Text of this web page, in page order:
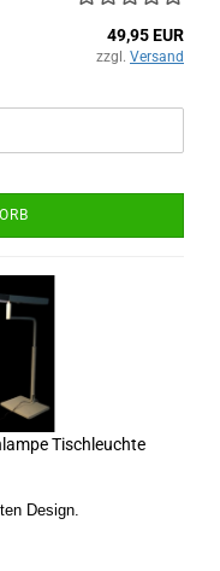
49,95 EUR
zzgl. Versand
Tischleuchte
Design.